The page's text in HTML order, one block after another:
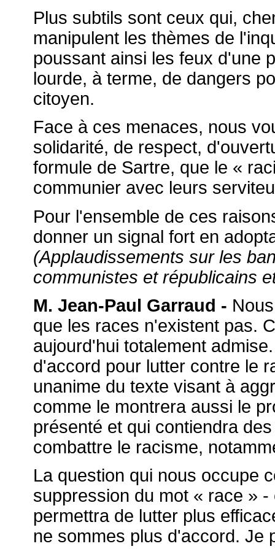
Plus subtils sont ceux qui,
manipulent les thèmes de
poussant ainsi les feux d'une
lourde, à terme, de dangers
citoyen.
Face à ces menaces, nous
solidarité, de respect,
formule de Sartre, que le «
communier avec leurs
Pour l'ensemble de ces
donner un signal fort en
(Applaudissements sur les
communistes et républicains
M. Jean-Paul Garraud -
que les races n'existent pas.
aujourd'hui totalement
d'accord pour lutter contre le
unanime du texte visant à
comme le montrera aussi le
présenté et qui contiendra
combattre le racisme,
La question qui nous occupe
suppression du mot « race »
permettra de lutter plus
ne sommes plus d'accord. Je